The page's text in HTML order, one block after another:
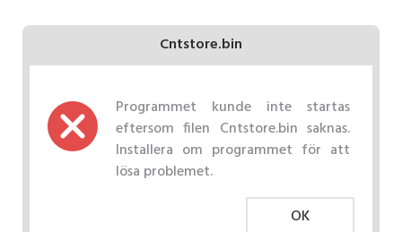
Cntstore.bin
Programmet kunde inte startas
eftersom filen Cntstore.bin saknas.
Installera om programmet för att
lösa problemet.
OK